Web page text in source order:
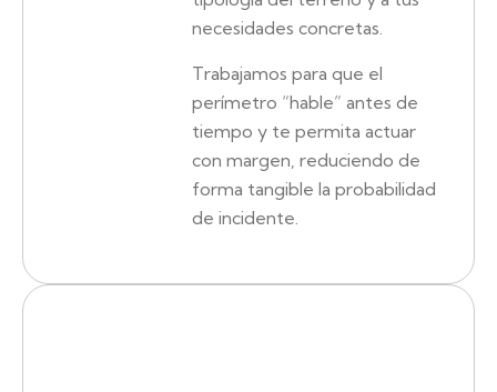
necesidades concretas.
Trabajamos para que el
perímetro “hable” antes de
tiempo y te permita actuar
con margen, reduciendo de
forma tangible la probabilidad
de incidente.